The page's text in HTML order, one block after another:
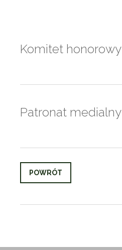
Komitet honorowy
Patronat medialny
POWRÓT